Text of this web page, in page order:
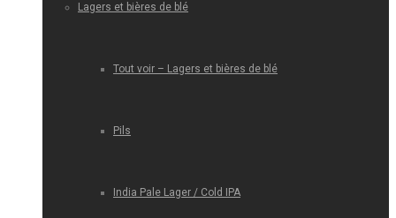
Lagers et bières de blé
Tout voir – Lagers et bières de blé
Pils
India Pale Lager / Cold IPA